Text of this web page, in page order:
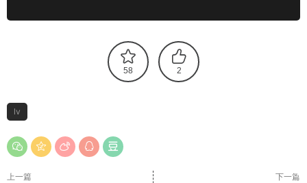
58 2
lv
上一篇 下一篇